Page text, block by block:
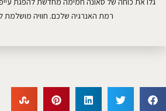
רמת האנרגיה שלכם. חוויה מושלמת